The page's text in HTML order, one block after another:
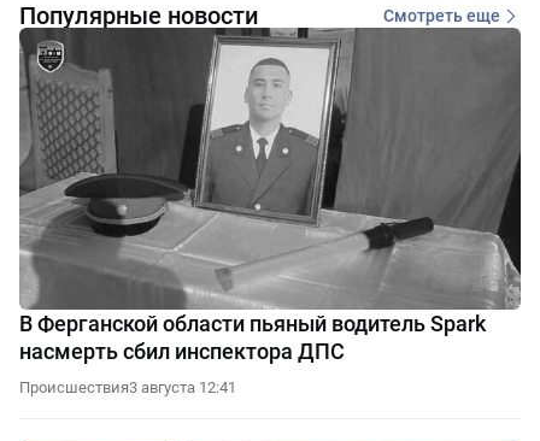
Популярные новости Смотреть еще
В Ферганской области пьяный водитель Spark
насмерть сбил инспектора ДПС
Происшествия3 августа 12:41